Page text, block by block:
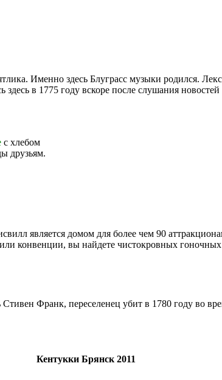
Именно здесь Блуграсс музыки родился.
в 1775 году вскоре после слушания
с хлебом
друзьям.
является домом для более чем 90
или конвенции, вы найдете чистокровных
Франк, переселенец убит в 1780 году во
Кентукки Брянск 2011